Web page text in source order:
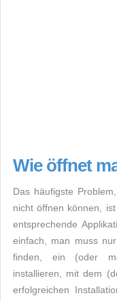
Wie öffnet
Das häufigste
nicht öffnen können,
entsprechende
einfach, man muss
finden, ein (oder
installieren, mit dem
erfolgreichen